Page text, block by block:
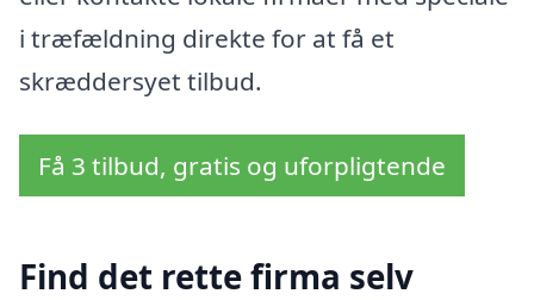
i træfældning direkte for at få et
skræddersyet tilbud.
Få 3 tilbud, gratis og uforpligtende
Find det rette firma selv